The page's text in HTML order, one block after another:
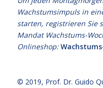
Wachstumsimpuls in
starten, registrieren Sie
Mandat Wachstums-
Onlineshop:
© 2019, Prof. Dr. Guido